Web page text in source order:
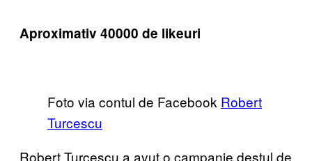
Aproximativ 40000 de likeuri
Foto via contul de Facebook Robert
Turcescu
Robert Turcescu a avut o campanie destul de